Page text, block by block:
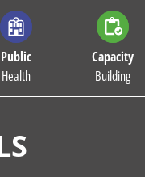
Public
Health
Capacity
Building